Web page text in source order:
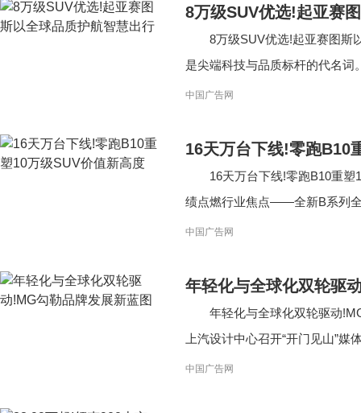
8万级SUV优选!起亚赛
8万级SUV优选!起亚赛图斯
是尖端科技与品质标杆的代名词
中国广告网
16天万台下线!零跑B10
16天万台下线!零跑B10重
绩点燃行业焦点——全新B系列
中国广告网
年轻化与全球化双轮驱
年轻化与全球化双轮驱动
上汽设计中心召开“开门见山”媒
中国广告网